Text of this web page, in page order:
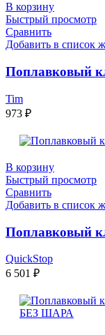
В корзину
Быстрый просмотр
Сравнить
Добавить в список
Поплавковый
Tim
973 ₽
В корзину
Быстрый просмотр
Сравнить
Добавить в список
Поплавковый
QuickStop
6 501 ₽